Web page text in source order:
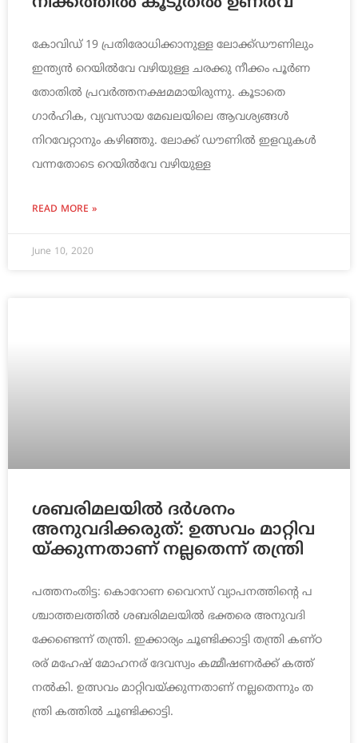
കോവിഡ് 19 പ്രതിരോധിക്കാനുള്ള ലോക്ക്ഡൗണിലും
ഇന്ത്യൻ റെയിൽവേ വഴിയുള്ള ചരക്കു നീക്കം പൂർണ
തോതിൽ പ്രവർത്തനക്ഷമമായിരുന്നു. കൂടാതെ
ഗാർഹിക, വ്യവസായ മേഖലയിലെ ആവശ്യങ്ങൾ
നിറവേറ്റാനും കഴിഞ്ഞു. ലോക്ക് ഡൗണിൽ ഇളവുകൾ
വന്നതോടെ റെയിൽവേ വഴിയുള്ള
READ MORE »
June 10, 2020
ശബരിമലയിൽ ദർശനം
അനുവദിക്കരുത്: ഉ​ത്സ​വം മാ​റ്റി​വ​
യ്ക്കു​ന്ന​താ​ണ് ന​ല്ല​തെന്ന് ത​ന്ത്രി
പ​ത്ത​നം​തി​ട്ട: കൊ​റോ​ണ വൈ​റ​സ് വ്യാ​പ​ന​ത്തി​ന്‍റെ പ​
ശ്ചാ​ത്ത​ല​ത്തി​ല്‍ ശ​ബ​രി​മ​ല​യി​ല്‍ ഭ​ക്ത​രെ അ​നു​വ​ദി​
ക്കേ​ണ്ടെ​ന്ന് ത​ന്ത്രി. ഇ​ക്കാ​ര്യം ചൂ​ണ്ടി​ക്കാ​ട്ടി ത​ന്ത്രി ക​ണ്ഠ​
ര​ര് മ​ഹേ​ഷ് മോ​ഹ​ന​ര് ദേ​വ​സ്വം ക​മ്മീ​ഷ​ണ​ര്‍​ക്ക് ക​ത്ത്
ന​ല്‍​കി. ഉ​ത്സ​വം മാ​റ്റി​വ​യ്ക്കു​ന്ന​താ​ണ് ന​ല്ല​തെ​ന്നും ത​
ന്ത്രി ക​ത്തി​ല്‍ ചൂ​ണ്ടി​ക്കാ​ട്ടി.